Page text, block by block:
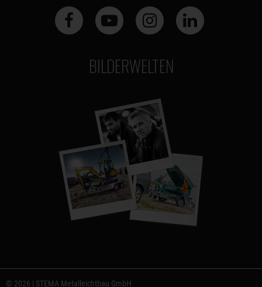
BILDERWELTEN
© 2026 | STEMA Metalleichtbau GmbH